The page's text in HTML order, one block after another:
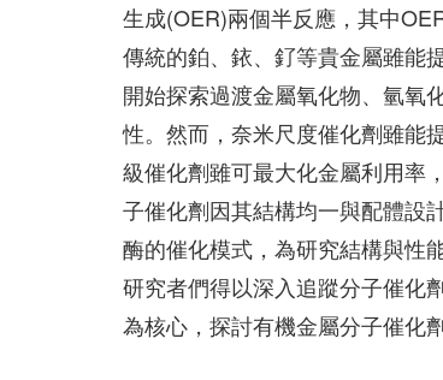
生成(OER)兩個半反應，其中
傳統的鉑、銥、釕等貴金屬雖能
開始探索過渡金屬氧化物、氫氧
性。然而，奈米尺度催化劑雖能
級催化劑雖可最大化金屬利用率
子催化劑因其結構均一與配體設
酶的催化模式，為研究結構與性
研究者們得以深入追蹤分子催化
為核心，探討有機金屬分子催化